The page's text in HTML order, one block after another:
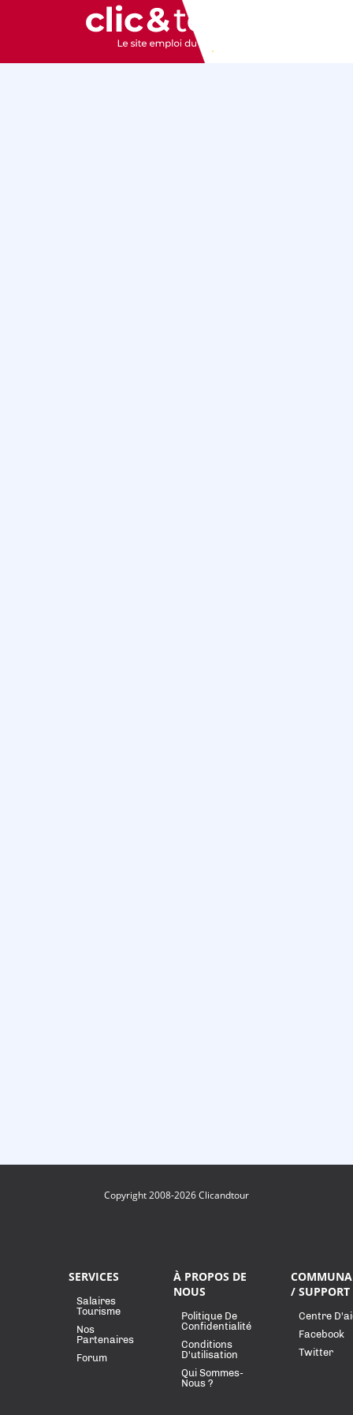
Copyright 2008-2026 Clicandtour
SERVICES
Salaires
Tourisme
Nos
Partenaires
Forum
À PROPOS DE
NOUS
Politique De
Confidentialité
Conditions
D'utilisation
Qui Sommes-
Nous ?
/ SUPPORT
Centre
Facebook
Twitter